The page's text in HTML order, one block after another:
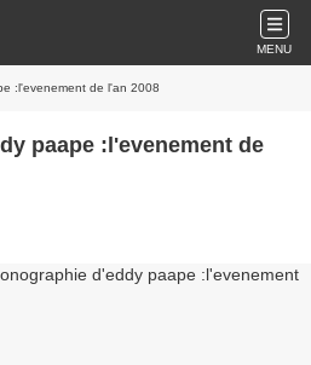
MENU
:l'evenement de l'an 2008